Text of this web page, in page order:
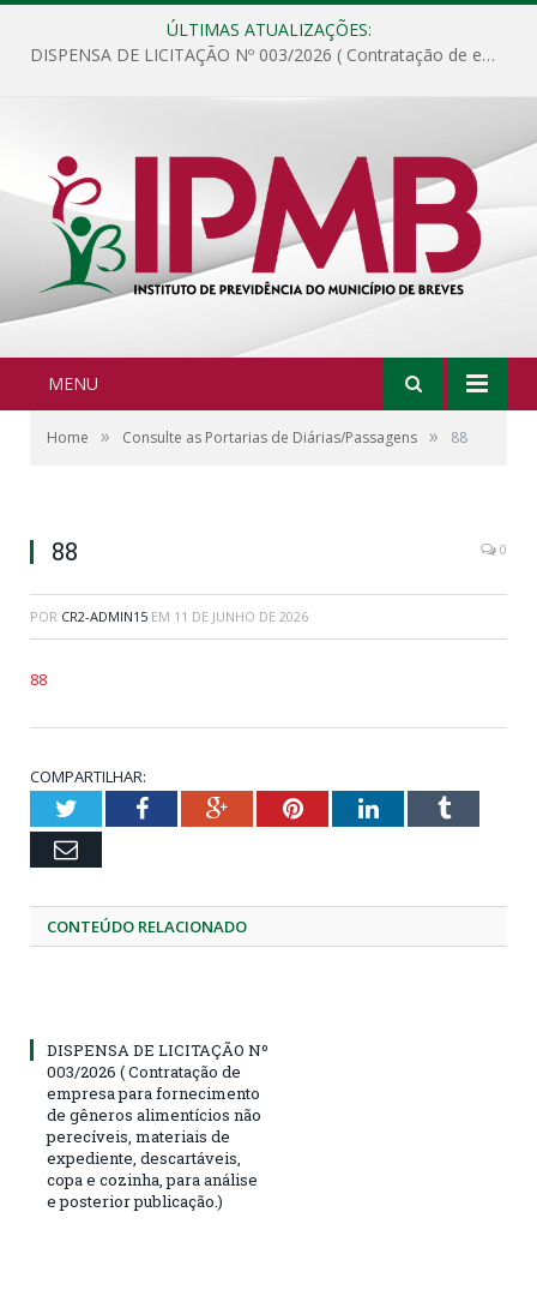
ÚLTIMAS ATUALIZAÇÕES:
DISPENSA DE LICITAÇÃO Nº 003/2026 ( Contratação de empresa para fornecimento de gêneros alimentícios não perecíveis, materiais de expediente, descartáveis, copa e cozinha, para análise e posterior publicação.)
MENU
Home » Consulte as Portarias de Diárias/Passagens » 88
88 0
POR CR2-ADMIN15 EM 11 DE JUNHO DE 2026
88
COMPARTILHAR:
TwitterFacebookGoogle+PinterestLinkedInTumblr
Email
CONTEÚDO RELACIONADO
DISPENSA DE LICITAÇÃO Nº
003/2026 ( Contratação de
empresa para fornecimento
de gêneros alimentícios não
perecíveis, materiais de
expediente, descartáveis,
copa e cozinha, para análise
e posterior publicação.)